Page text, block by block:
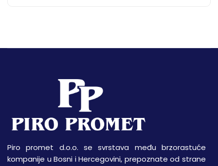
Piro promet d.o.o. se svrstava među brzorastuće
kompanije u Bosni i Hercegovini, prepoznate od strane